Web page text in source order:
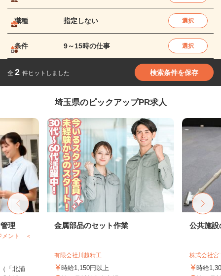
職種 指定しない 選択
条件 9～15時の仕事 選択
全 2 件ヒットしました 検索条件を保存
埼玉県のピックアップPR求人
理
メント ＜
「北浦
金属部品のセット作業
有限会社川越精工
時給1,150円以上
公共施設
株式会社
時給